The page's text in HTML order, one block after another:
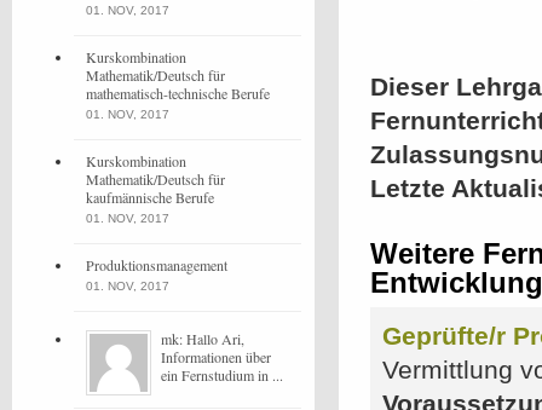
Dieser
Letzte
Weitere
Entwicklung
Geprüfte/r
Vermittlung
01. NOV, 2017
Kurskombination
Mathematik/Deutsch für
mathematisch-technische Berufe
01. NOV, 2017
Kurskombination
Mathematik/Deutsch für
kaufmännische Berufe
01. NOV, 2017
Produktionsmanagement
01. NOV, 2017
mk: Hallo Ari,
Informationen über
ein Fernstudium in ...